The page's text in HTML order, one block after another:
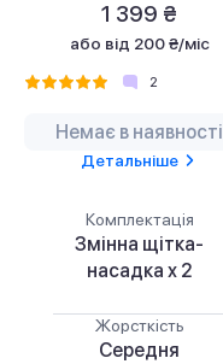
1 399 ₴
або від 200 ₴/міс
2
Немає в наявності
Детальніше
Комплектація
Змінна щітка-
насадка х 2
Жорсткість
Середня